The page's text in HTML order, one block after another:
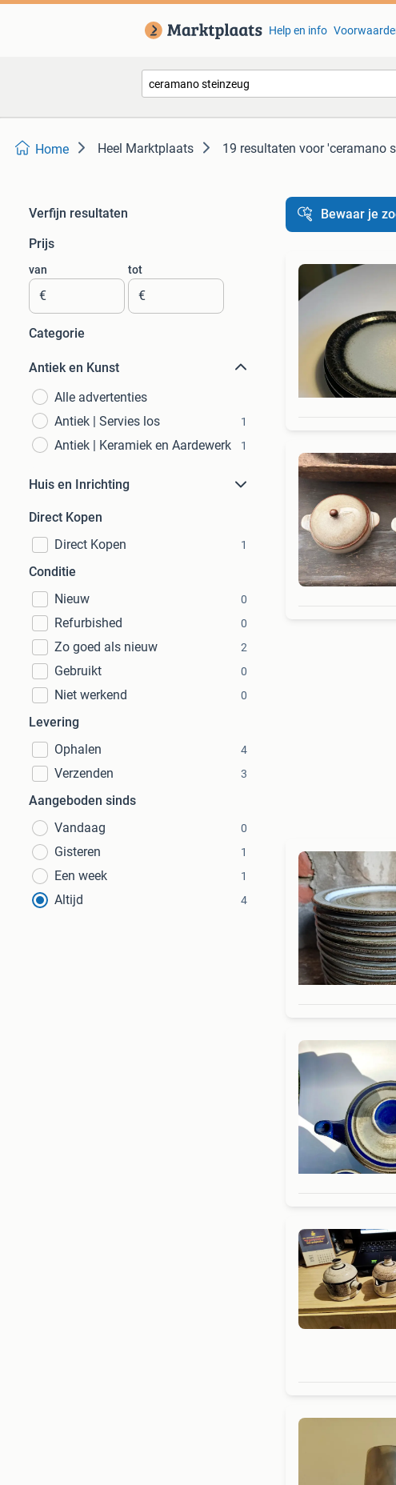
Help en info
Home Heel Marktplaats 19 resultaten voor 'ceramano
Verfijn resultaten
Prijs
van
€
tot
€
Categorie
Antiek en Kunst
Alle advertenties
Antiek | Servies los
1
Antiek | Keramiek en Aardewerk 1
Huis en Inrichting
Direct Kopen
Direct Kopen
1
Conditie
Nieuw
0
Refurbished 0
Zo goed als nieuw 2
Gebruikt 0
Niet werkend 0
Levering
Ophalen
4
Verzenden 3
Aangeboden sinds
Vandaag
0
Gisteren 1
Een week 1
Altijd 4
Bewaar je